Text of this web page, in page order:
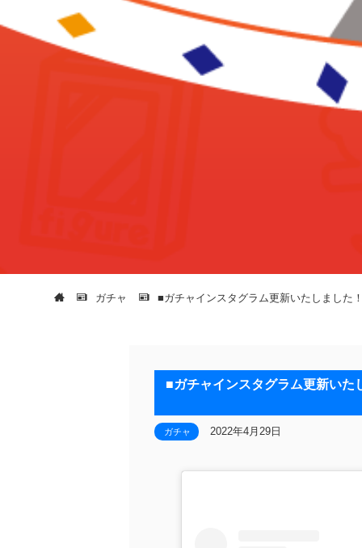
ガチャ ■ガチャインスタグラム更新いたしました
■ガチャインスタグラム更新い
ガチャ 2022年4月29日